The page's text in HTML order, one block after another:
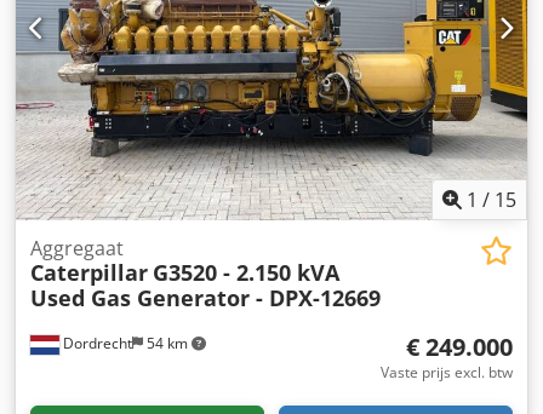
1 / 15
Dordrecht 54 km
Aggregaat
Caterpillar G3520 - 2.150 kVA
Used Gas Generator - DPX-12669
€ 249.000
Vaste prijs excl. btw